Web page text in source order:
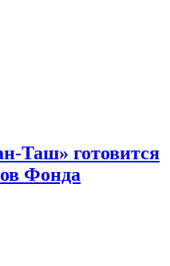
Таш» готовится
Фонда